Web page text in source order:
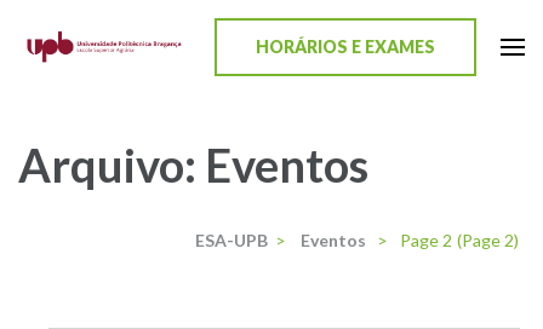
HORÁRIOS E EXAMES
Arquivo: Eventos
ESA-UPB > Eventos > Page 2 (Page 2)